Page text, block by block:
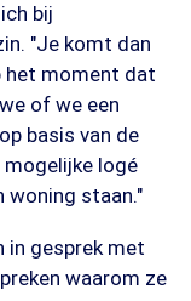
bij
"Je komt dan
het moment dat
of we een
basis van de
logé
woning staan."
in gesprek met
waarom ze